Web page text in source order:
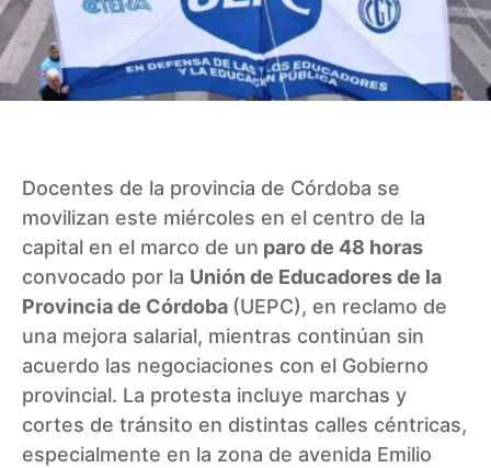
Docentes de la provincia de Córdoba se
movilizan este miércoles en el centro de la
capital en el marco de un paro de 48 horas
convocado por la Unión de Educadores de la
Provincia de Córdoba (UEPC), en reclamo de
una mejora salarial, mientras continúan sin
acuerdo las negociaciones con el Gobierno
provincial. La protesta incluye marchas y
cortes de tránsito en distintas calles céntricas,
especialmente en la zona de avenida Emilio